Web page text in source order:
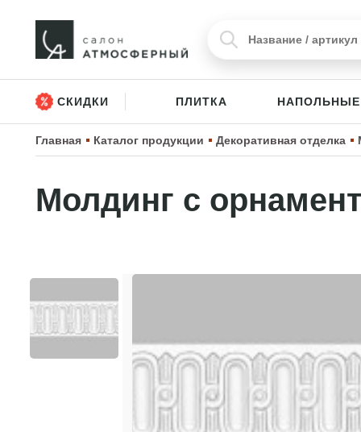
СКИДКИ ПЛИТКА
Главная Каталог продукции Декоративная отделка
Молдинг с